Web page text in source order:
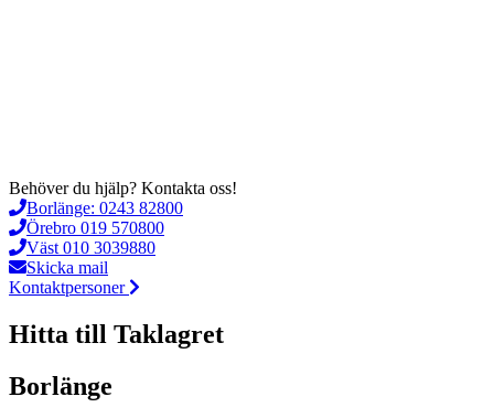
Behöver du hjälp? Kontakta oss!
Borlänge: 0243 82800
Örebro 019 570800
Väst 010 3039880
Skicka mail
Kontaktpersoner
Hitta till Taklagret
Borlänge